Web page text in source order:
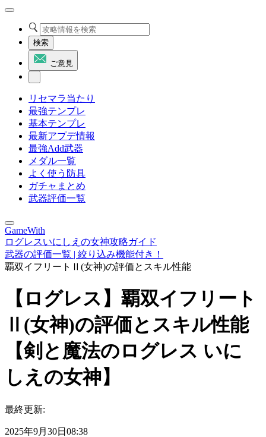
検索
ご意見
リセマラ当たり
最強テンプレ
基本テンプレ
最新アプデ情報
最強Add武器
メダル一覧
よく使う防具
ガチャまとめ
武器評価一覧
GameWith
ログレスいにしえの女神攻略ガイド
武器の評価一覧 | 絞り込み機能付き！
覇双イフリートⅡ(女神)の評価とスキル性能
【ログレス】覇双イフリート
Ⅱ(女神)の評価とスキル性能
【剣と魔法のログレス いに
しえの女神】
最終更新:
2025年9月30日08:38